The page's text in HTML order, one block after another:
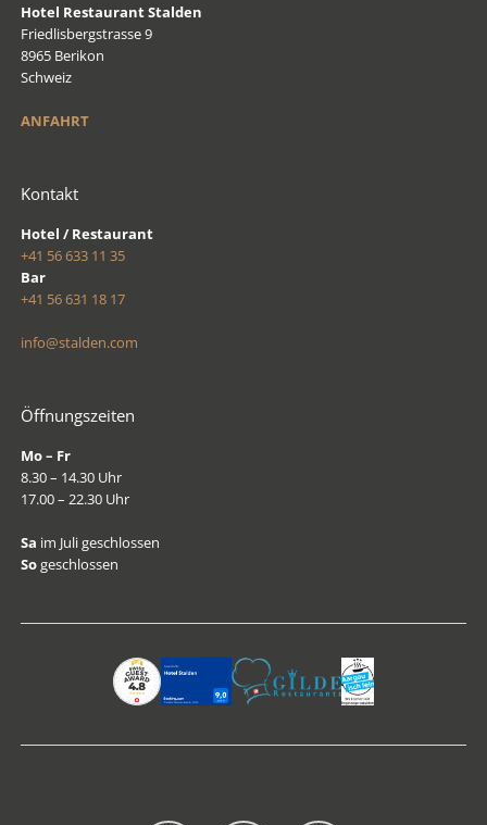
Hotel Restaurant Stalden
Friedlisbergstrasse 9
8965 Berikon
Schweiz
ANFAHRT
Kontakt
Hotel / Restaurant
+41 56 633 11 35
Bar
+41 56 631 18 17
info@stalden.com
Öffnungszeiten
Mo – Fr
8.30 – 14.30 Uhr
17.00 – 22.30 Uhr
Sa im Juli geschlossen
Sogeschlossen